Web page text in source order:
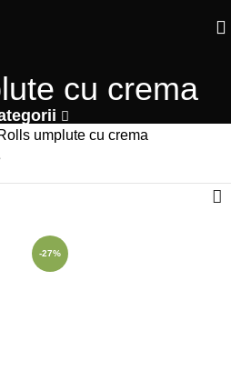
cu crema
umplute cu crema
-27%